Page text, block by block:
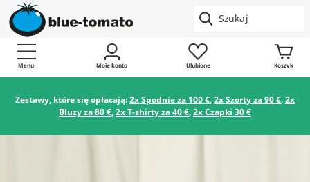
Menu Moje konto Ulubione Koszyk
Zestawy, które się opłacają:2x Spodnie za 100 €,2x Szorty za 90 €,2x
Bluzy za 80 €,2x T-shirty za 40 €,2x Czapki 30 €